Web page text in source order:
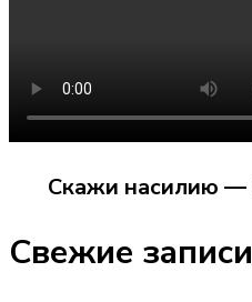
Скажи насилию —
Свежие записи